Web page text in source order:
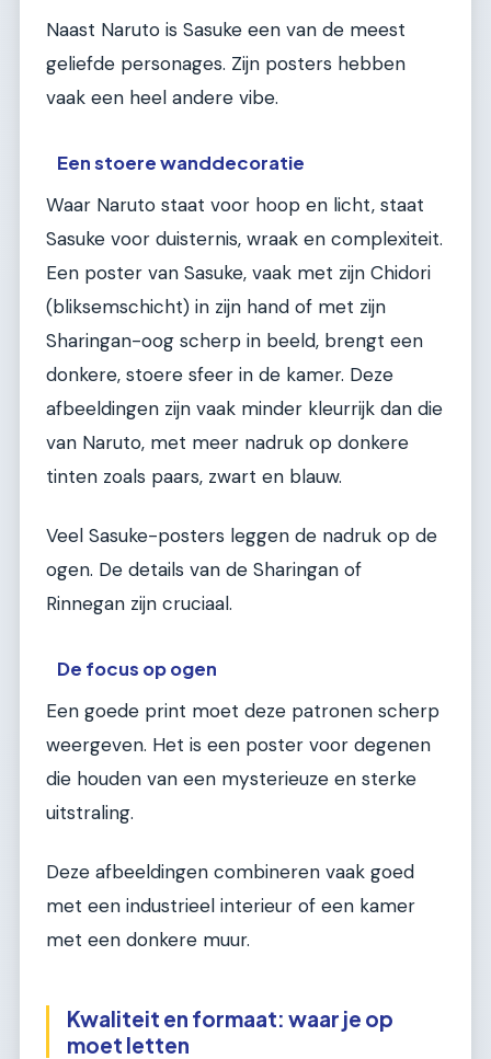
Naast Naruto is Sasuke een van de meest
geliefde personages. Zijn posters hebben
vaak een heel andere vibe.
Een stoere wanddecoratie
Waar Naruto staat voor hoop en licht, staat
Sasuke voor duisternis, wraak en complexiteit.
Een poster van Sasuke, vaak met zijn Chidori
(bliksemschicht) in zijn hand of met zijn
Sharingan-oog scherp in beeld, brengt een
donkere, stoere sfeer in de kamer. Deze
afbeeldingen zijn vaak minder kleurrijk dan die
van Naruto, met meer nadruk op donkere
tinten zoals paars, zwart en blauw.
Veel Sasuke-posters leggen de nadruk op de
ogen. De details van de Sharingan of
Rinnegan zijn cruciaal.
De focus op ogen
Een goede print moet deze patronen scherp
weergeven. Het is een poster voor degenen
die houden van een mysterieuze en sterke
uitstraling.
Deze afbeeldingen combineren vaak goed
met een industrieel interieur of een kamer
met een donkere muur.
Kwaliteit en formaat: waar je op
moet letten